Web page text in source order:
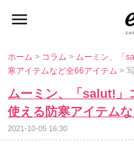
ホーム> コラム>ムーミン、「
寒アイテムなど全66アイテム>
ムーミン、「salut!
使える防寒アイテム
2021-10-05 16:30